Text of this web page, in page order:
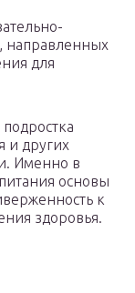
направленных
для
и других
Именно в
основы
к
здоровья.